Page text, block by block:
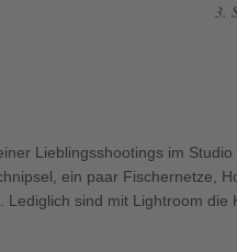
3.
Lieblingsshootings im
ein paar Fischernetze,
Lediglich sind mit Lightroom die